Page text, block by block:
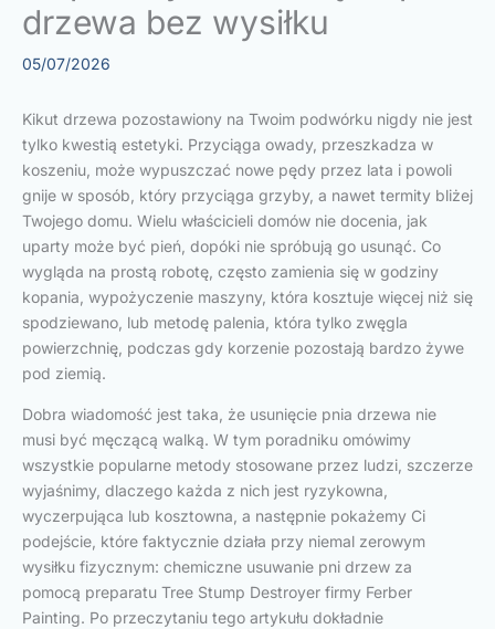
drzewa bez wysiłku
05/07/2026
Kikut drzewa pozostawiony na Twoim podwórku nigdy nie jest
tylko kwestią estetyki. Przyciąga owady, przeszkadza w
koszeniu, może wypuszczać nowe pędy przez lata i powoli
gnije w sposób, który przyciąga grzyby, a nawet termity bliżej
Twojego domu. Wielu właścicieli domów nie docenia, jak
uparty może być pień, dopóki nie spróbują go usunąć. Co
wygląda na prostą robotę, często zamienia się w godziny
kopania, wypożyczenie maszyny, która kosztuje więcej niż się
spodziewano, lub metodę palenia, która tylko zwęgla
powierzchnię, podczas gdy korzenie pozostają bardzo żywe
pod ziemią.
Dobra wiadomość jest taka, że usunięcie pnia drzewa nie
musi być męczącą walką. W tym poradniku omówimy
wszystkie popularne metody stosowane przez ludzi, szczerze
wyjaśnimy, dlaczego każda z nich jest ryzykowna,
wyczerpująca lub kosztowna, a następnie pokażemy Ci
podejście, które faktycznie działa przy niemal zerowym
wysiłku fizycznym: chemiczne usuwanie pni drzew za
pomocą preparatu Tree Stump Destroyer firmy Ferber
Painting. Po przeczytaniu tego artykułu dokładnie